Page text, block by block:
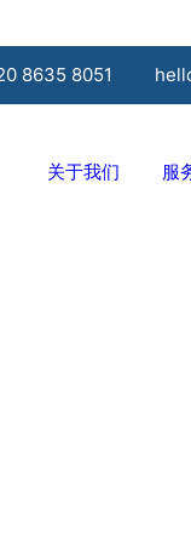
8635 8051
关于我们 服